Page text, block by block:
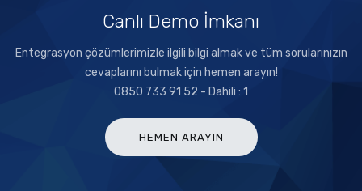
Canlı Demo İmkanı
Entegrasyon çözümlerimizle ilgili bilgi almak ve tüm sorularınızın
cevaplarını bulmak için hemen arayın!
0850 733 91 52 - Dahili : 1
HEMEN ARAYIN